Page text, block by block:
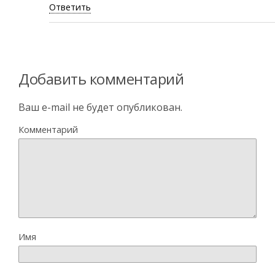
Ответить
Добавить комментарий
Ваш e-mail не будет опубликован.
Комментарий
Имя